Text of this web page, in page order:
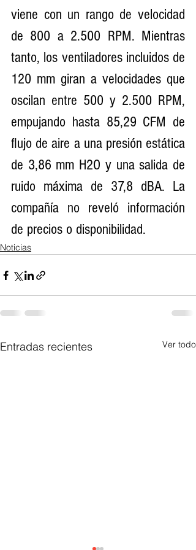
viene con un rango de velocidad
de 800 a 2.500 RPM. Mientras
tanto, los ventiladores incluidos de
120 mm giran a velocidades que
oscilan entre 500 y 2.500 RPM,
empujando hasta 85,29 CFM de
flujo de aire a una presión estática
de 3,86 mm H2O y una salida de
ruido máxima de 37,8 dBA. La
compañía no reveló información
de precios o disponibilidad.
Noticias
Entradas recientes Ver todo